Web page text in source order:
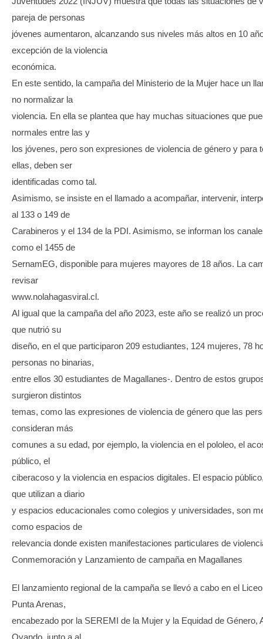
pareja de personas
jóvenes aumentaron, alcanzando sus niveles más altos en 10
excepción de la violencia
económica.
En este sentido, la campaña del Ministerio de la Mujer hace un
no normalizar la
violencia. En ella se plantea que hay muchas situaciones que
normales entre las y
los jóvenes, pero son expresiones de violencia de género y para
ellas, deben ser
identificadas como tal.
Asimismo, se insiste en el llamado a acompañar, intervenir,
al 133 o 149 de
Carabineros y el 134 de la PDI. Asimismo, se informan los
como el 1455 de
SernamEG, disponible para mujeres mayores de 18 años. La
revisar
www.nolahagasviral.cl.
Al igual que la campaña del año 2023, este año se realizó un
que nutrió su
diseño, en el que participaron 209 estudiantes, 124 mujeres, 78
personas no binarias,
entre ellos 30 estudiantes de Magallanes-. Dentro de estos
surgieron distintos
temas, como las expresiones de violencia de género que las
consideran más
comunes a su edad, por ejemplo, la violencia en el pololeo, el
público, el
ciberacoso y la violencia en espacios digitales. El espacio
que utilizan a diario
y espacios educacionales como colegios y universidades, son
como espacios de
relevancia donde existen manifestaciones particulares de
Conmemoración y Lanzamiento de campaña en Magallanes
El lanzamiento regional de la campaña se llevó a cabo en el
Punta Arenas,
encabezado por la SEREMI de la Mujer y la Equidad de Género,